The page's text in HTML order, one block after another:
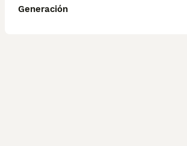
Generación